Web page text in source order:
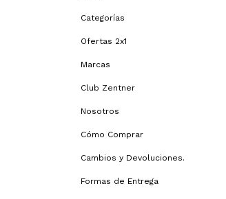
Categorías
Ofertas 2x1
Marcas
Club Zentner
Nosotros
Cómo Comprar
Cambios y Devoluciones.
Formas de Entrega